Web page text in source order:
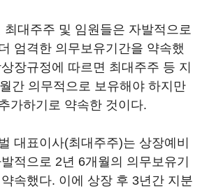
최대주주 및 임원들은 자발적으로
엄격한 의무보유기간을 약속했
장규정에 따르면 최대주주 등 지
간 의무적으로 보유해야 하지만
가하기로 약속한 것이다.
대표이사(최대주주)는 상장예비
적으로 2년 6개월의 의무보유기
속했다. 이에 상장 후 3년간 지분